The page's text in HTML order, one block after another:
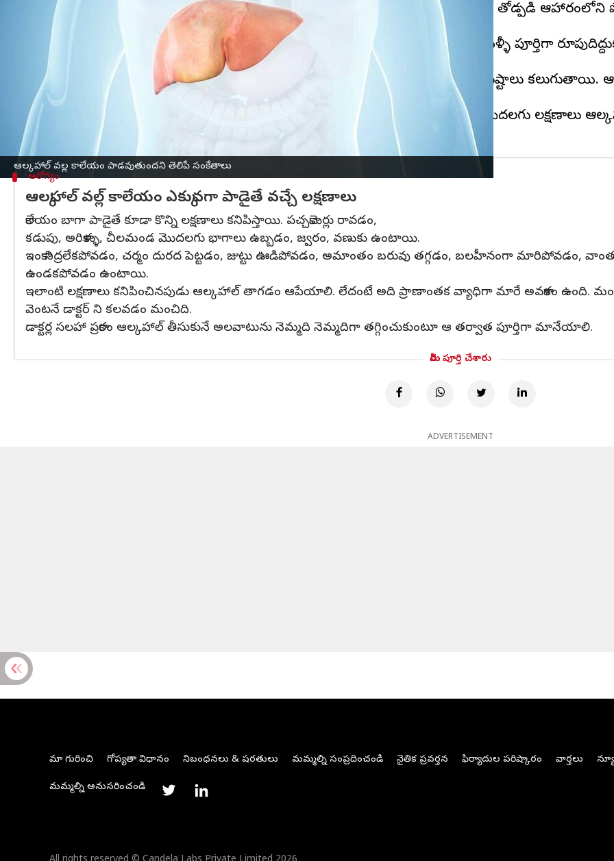
ఆల్కహాల్ వల్ల కాలేయం పాడవుతుందని తెలిపే సంకేతాలు
మన శరీరంలోని అతిపెద్ద గ్రంథి కాలేయం. ఇది రక్తాన్ని శుద్ధి చేస్తుంది. అలాగే ఆహార జీర్ణక్రియలో తోడ్పడి
లక్షణం ఉంది.
కాలేయం దానికదే పునర్ వృద్ధి చెందుతుంది. అంటే కాలేయాన్ని సగభాగం కోసివేస్తే దానికదే మళ్ళీ పూర్తిగా
ఉన్న లక్షణం.
ఐతే ఆల్కహాల్ ఎక్కువ తీసుకోవడం వల్ల కాలేయం దెబ్బతింటుంది. దానివల్ల శరీరానికి అనేక నష్టాలు
సంకేతాల వల్ల తెలుసుకోవచ్చు.
కడుపు నొప్పి, వికారం, వాంతులు, డయేరియా, నీరసంగా అనిపించడం, ఆకలి లేకపోవడం మొదలగు లక్షణాలు
ఆరోగ్యం
ఆల్కహాల్ వల్ల్ కాలేయం ఎక్కువగా పాడైతే వచ్చే లక్షణాలు
కాలేయం బాగా పాడైతే కూడా కొన్ని లక్షణాలు కనిపిస్తాయి. పచ్చకామెర్లు రావడం,
కడుపు, అరికాళ్ళు, చీలమండ మొదలగు భాగాలు ఉబ్బడం, జ్వరం, వణుకు ఉంటాయి.
ఇంకా నిద్రలేకపోవడం, చర్మం దురద పెట్టడం, జుట్టు ఊడిపోవడం, అమాంతం బరువు తగ్గడం, బలహీనంగా మారిపోవడం,
ఉండకపోవడం ఉంటాయి.
ఇలాంటి లక్షణాలు కనిపించినపుడు ఆల్కహాల్ తాగడం ఆపేయాలి. లేదంటే అది ప్రాణాంతక వ్యాధిగా మారే అవకాశం ఉంది.
వెంటనే డాక్టర్ ని కలవడం మంచిది.
డాక్టర్ల సలహా ప్రకారం ఆల్కహాల్ తీసుకునే అలవాటును నెమ్మది నెమ్మదిగా తగ్గించుకుంటూ ఆ తర్వాత పూర్తిగా మానేయాలి.
మీరు పూర్తి చేశారు
ADVERTISEMENT
మా గురించి గోప్యతా విధానం నిబంధనలు & షరతులు మమ్మల్ని సంప్రదించండి నైతిక ప్రవర్తన ఫిర్యాదుల పరిష్కారం వార్తలు
మమ్మల్ని అనుసరించండి